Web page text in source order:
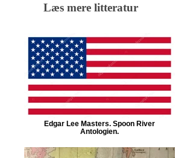
Læs mere litteratur
Edgar Lee Masters. Spoon River
Antologien.